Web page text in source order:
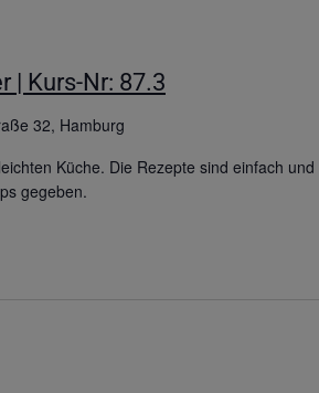
| Kurs-Nr: 87.3
32, Hamburg
Küche. Die Rezepte sind einfach und
gegeben.